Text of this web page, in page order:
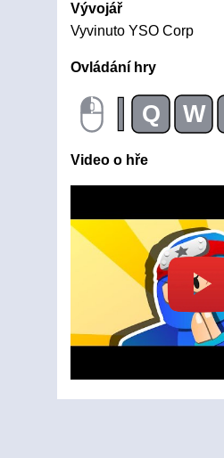
Vývojář
Vyvinuto YSO Corp
Ovládání hry
| Q W
Video o hře